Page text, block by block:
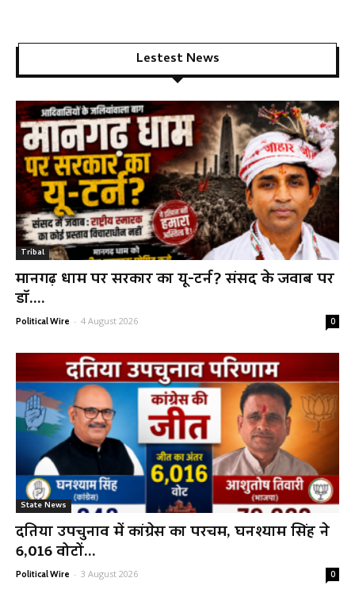
Lestest News
Tribal
मानगढ़ धाम पर सरकार का यू-टर्न? संसद के जवाब पर
डॉ....
Political Wire - 4 August 2026 0
State News
दतिया उपचुनाव में कांग्रेस का परचम, घनश्याम सिंह ने
6,016 वोटों...
Political Wire - 3 August 2026 0